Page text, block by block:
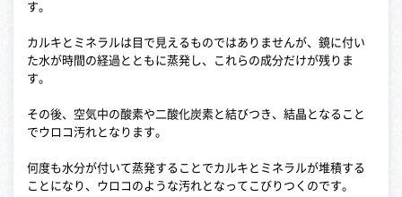
す。
カルキとミネラルは目で見えるものではありませんが、鏡に付い
た水が時間の経過とともに蒸発し、これらの成分だけが残りま
す。
その後、空気中の酸素や二酸化炭素と結びつき、結晶となること
でウロコ汚れとなります。
何度も水分が付いて蒸発することでカルキとミネラルが堆積する
ことになり、ウロコのような汚れとなってこびりつくのです。